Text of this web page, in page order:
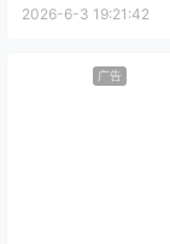
2026-6-3 19:21:42
广告